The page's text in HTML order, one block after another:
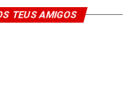
TEUS AMIGOS